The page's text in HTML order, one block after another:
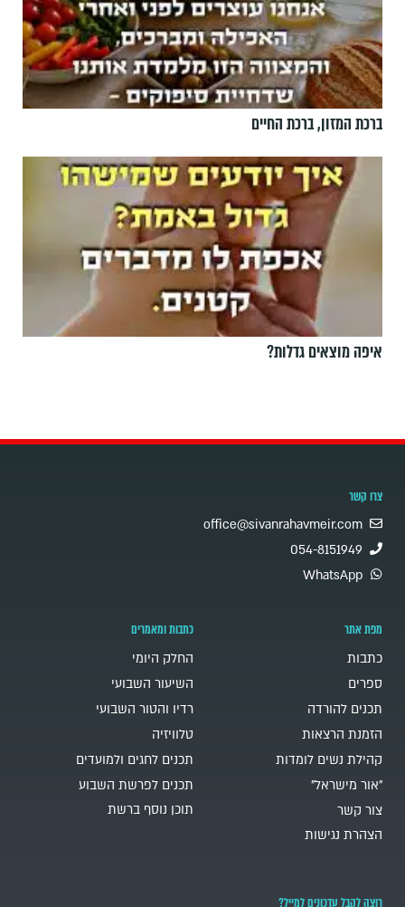
ברכת המזון, ברכת החיים
איפה מוצאים גדלות?
צרו קשר
office@sivanrahavmeir.com
054-8151949
WhatsApp
מפת אתר
כתבות
ספרים
תכנים להורדה
הזמנת הרצאות
קהילת נשים לומדות
"אור מישראל"
צור קשר
הצהרת נגישות
כתבות ומאמרים
החלק היומי
השיעור השבועי
רדיו והטור השבועי
טלוויזיה
תכנים לחגים ולמועדים
תכנים לפרשת השבוע
תוכן נוסף ברשת
רוצה לקבל עדכונים למייל?